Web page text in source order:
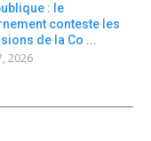
: le
conteste les
de la Co ...
2026